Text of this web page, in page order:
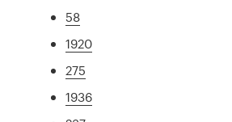
58
1920
275
1936